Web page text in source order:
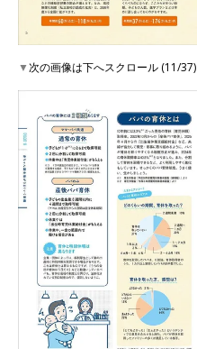
▼次の画像は下へスクロール (11/37)